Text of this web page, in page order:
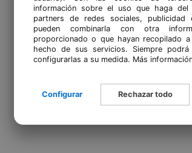
información sobre el uso que haga
partners de redes sociales, publicidad
pueden combinarla con otra
proporcionado o que hayan recopilado
hecho de sus servicios. Siempre
configurarlas a su medida. Más
Configurar Rechazar todo